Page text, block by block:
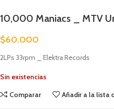
10,000 Maniacs _ MTV
$60.000
2LPs 33rpm _ Elektra Records
Sin existencias
Comparar
Añadir a la lista